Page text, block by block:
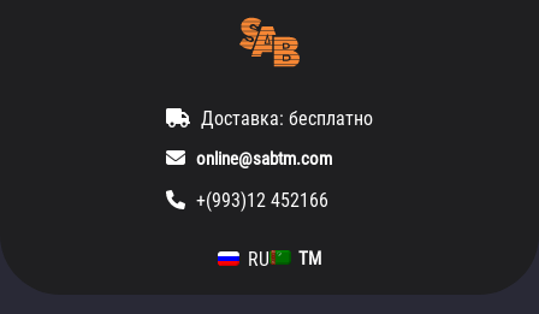
Доставка: бесплатно
online@sabtm.com
+(993)12 452166
RU TM